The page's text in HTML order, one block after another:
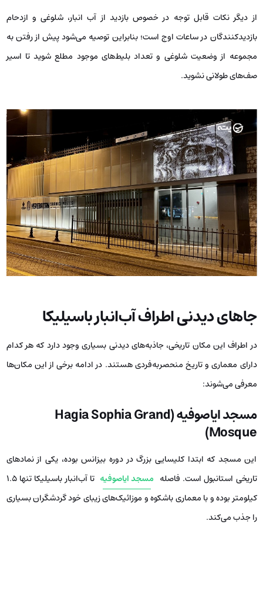
از دیگر نکات قابل توجه در خصوص بازدید از آب انبار، شلوغی و ازدحام
بازدیدکنندگان در ساعات اوج است؛ بنابراین توصیه می‌شود پیش از رفتن به
مجموعه از وضعیت شلوغی و تعداد بلیط‌های موجود مطلع شوید تا اسیر
صف‌های طولانی نشوید.
جاهای دیدنی اطراف آب‌انبار باسیلیکا
در اطراف این مکان تاریخی، جاذبه‌های دیدنی بسیاری وجود دارد که هر کدام
دارای معماری و تاریخ منحصربه‌فردی هستند. در ادامه برخی از این مکان‌ها
معرفی می‌شوند:
مسجد ایاصوفیه (Hagia Sophia Grand
Mosque
)
این مسجد که ابتدا کلیسایی بزرگ در دوره بیزانس بوده، یکی از نمادهای
تاریخی استانبول است. فاصله مسجد ایاصوفیه
تا آب‌انبار باسیلیکا تنها ۱.۵
کیلومتر بوده و با معماری باشکوه و موزائیک‌های زیبای خود گردشگران بسیاری
را جذب می‌کند.